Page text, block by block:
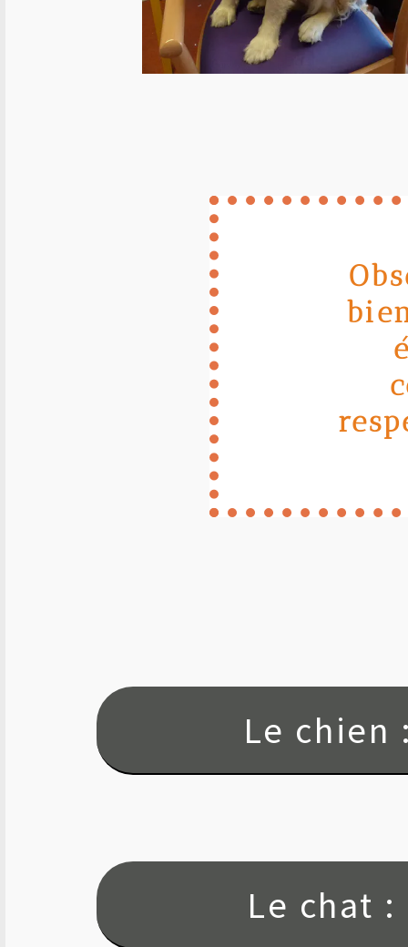
Le
Le chat